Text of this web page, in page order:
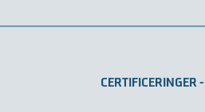
CERTIFICERINGER